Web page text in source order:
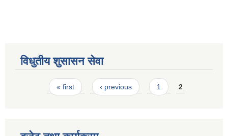
विधुतीय शुसासन सेवा
Pages« first ‹ previous 1 2